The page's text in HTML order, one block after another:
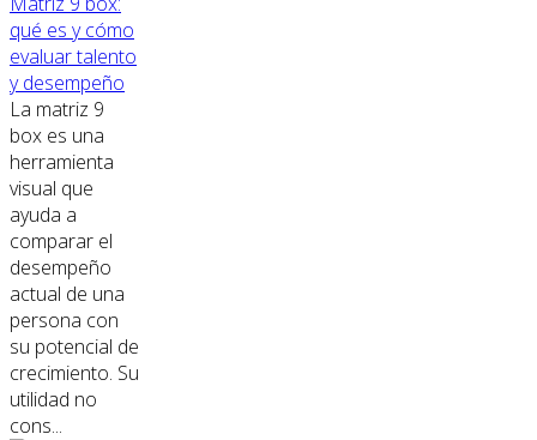
qué es y cómo
evaluar talento
y desempeño
La matriz 9
box es una
herramienta
visual que
ayuda a
comparar el
desempeño
actual de una
persona con
su potencial de
crecimiento. Su
utilidad no
cons...